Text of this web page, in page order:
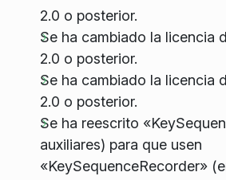
2.0 o posterior.
Se ha cambiado la licencia
2.0 o posterior.
Se ha cambiado la licencia
2.0 o posterior.
Se ha reescrito
auxiliares) para que usen
«KeySequenceRecorder»